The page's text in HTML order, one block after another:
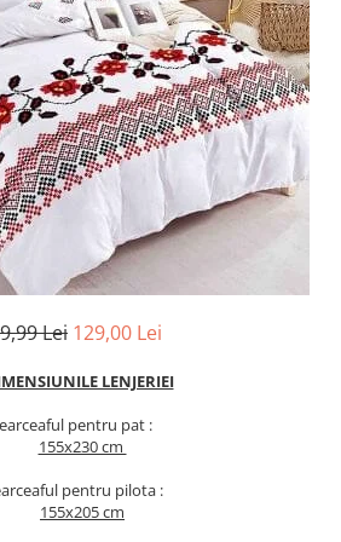
Poplin 2
Poplin,
Satinat 2
3D,
Lei 129,00 Lei
LENJERIEI
pentru pat :
155x230 cm
pentru pilota :
155x205 cm